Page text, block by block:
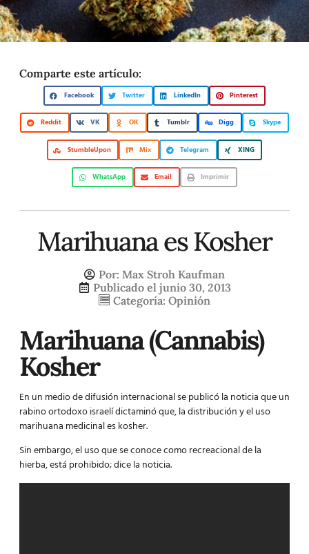
Comparte este artículo:
Facebook Twitter LinkedIn Pinterest
Reddit VK OK Tumblr Digg Skype
StumbleUpon Mix Telegram XING
WhatsApp Email Imprimir
Marihuana es Kosher
Por: Max Stroh Kaufman
Publicado el junio 30, 2013
Categoría: Opinión
Marihuana (Cannabis)
Kosher
En un medio de difusión internacional se publicó la noticia que un
rabino ortodoxo israelí dictaminó que, la distribución y el uso
marihuana medicinales kosher.
Sin embargo, el uso que se conoce como recreacional de la
hierba, está prohibido; dice la noticia.